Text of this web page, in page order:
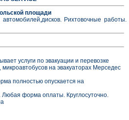
площади
Рихтовочные работы.
услуги по эвакуации и перевозке
на эвакуаторах Мерседес
полностью опускается на
Любая форма оплаты. Круглосуточно.